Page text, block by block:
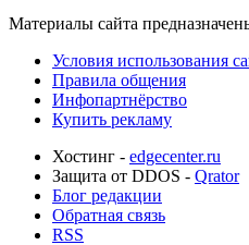
Материалы сайта
Условия использования
Правила общения
Инфопартнёрство
Купить рекламу
Хостинг - edgecenter.ru
Защита от DDOS - Qrator
Блог редакции
Обратная связь
RSS